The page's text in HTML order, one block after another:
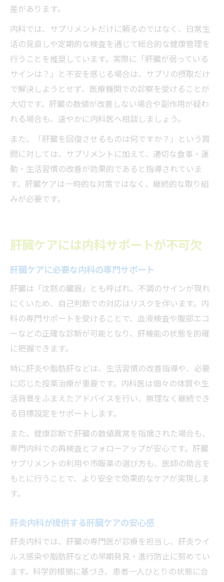
差があります。
内科では、サプリメントだけに頼るのではなく、日常生
活の見直しや定期的な検査を通じて総合的な健康管理を
行うことを推奨しています。実際に「肝臓が弱っている
サインは？」と不安を感じる場合は、サプリの摂取だけ
で解決しようとせず、医療機関での診察を受けることが
大切です。肝臓の数値が改善しない場合や副作用が疑わ
れる場合も、速やかに内科医へ相談しましょう。
また、「肝臓を回復させるものは何ですか？」という質
問に対しては、サプリメントに加えて、適切な食事・運
動・生活習慣の改善が効果的であると指導されていま
す。肝臓ケアは一時的な対策ではなく、継続的な取り組
みが必要です。
肝臓ケアには内科サポートが不可欠
肝臓ケアに必要な内科の専門サポート
肝臓は「沈黙の臓器」とも呼ばれ、不調のサインが現れ
にくいため、自己判断での対応はリスクを伴います。内
科の専門サポートを受けることで、血液検査や腹部エコ
ーなどの正確な診断が可能となり、肝機能の状態を的確
に把握できます。
特に肝炎や脂肪肝などは、生活習慣の改善指導や、必要
に応じた投薬治療が重要です。内科医は個々の体質や生
活背景をふまえたアドバイスを行い、無理なく継続でき
る目標設定をサポートします。
また、健康診断で肝臓の数値異常を指摘された場合も、
専門内科での再検査とフォローアップが安心です。肝臓
サプリメントの利用や市販薬の選び方も、医師の助言を
もとに行うことで、より安全で効果的なケアが実現しま
す。
肝炎内科が提供する肝臓ケアの安心感
肝炎内科では、肝臓の専門医が診療を担当し、肝炎ウイ
ルス感染や脂肪肝などの早期発見・進行防止に努めてい
ます。科学的根拠に基づき、患者一人ひとりの状態に合